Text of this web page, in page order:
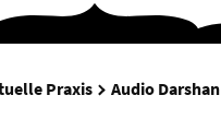
Praxis Audio Darshan